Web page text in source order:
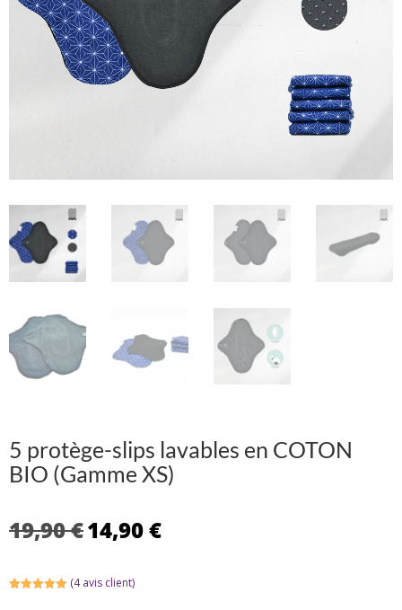
5 protège-slips lavables en COTON
BIO (Gamme XS)
19,90€ Le
prix
était :
14,90€Le
prix
(4avis client)